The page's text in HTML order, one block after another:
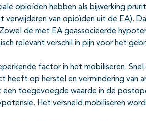
opioïden hebben als bijwerking
van opioïden uit de EA).
de met EA geassocieerde
relevant verschil in pijn voor het
factor in het mobiliseren. Snel
heeft op herstel en vermindering van
een toegevoegde waarde in de
Het versneld mobiliseren